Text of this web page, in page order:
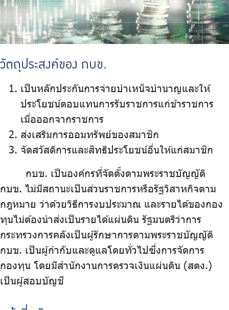
วัตถุประสงค์ของ กบข.
เป็นหลักประกันการจ่ายบำเหน็จบำนาญและให้
ประโยชน์ตอบแทนการรับราชการแก่ข้าราชการ
เมื่อออกจากราชการ
ส่งเสริมการออมทรัพย์ของสมาชิก
จัดสวัสดิการและสิทธิประโยชน์อื่นให้แก่สมาชิก
กบข. เป็นองค์กรที่จัดตั้งตามพระราชบัญญัติ
กบข. ไม่มีสถานะเป็นส่วนราชการหรือรัฐวิสาหกิจตาม
กฎหมาย ว่าด้วยวิธีการงบประมาณ และรายได้ของกอง
ทุนไม่ต้องนำส่งเป็นรายได้แผ่นดิน รัฐมนตรีว่าการ
กระทรวงการคลังเป็นผู้รักษาการตามพระราชบัญญัติ
กบข. เป็นผู้กำกับและดูแลโดยทั่วไปซึ่งการจัดการ
กองทุน โดยมีสำนักงานการตรวจเงินแผ่นดิน (สตง.)
เป็นผู้สอบบัญชี